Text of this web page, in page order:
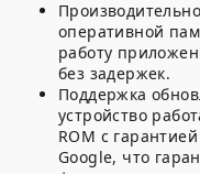
оперативной
работу
без задержек.
Поддержка
устройство
ROM с
Google, что